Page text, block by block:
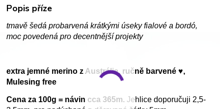
Popis příze
tmavě šedá probarvená krátkými úseky fialové a bordó,
moc povedená pro decentnější projekty
extra jemné merino z Austrálie, ručně barvené ♥,
Mulesing free
Cena za 100g = návin cca 365m. Jehlice doporučuji 2,5-